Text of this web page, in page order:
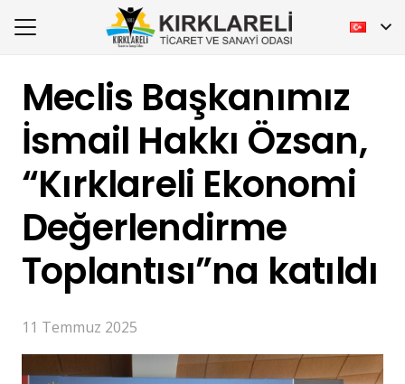
Meclis Başkanımız
İsmail Hakkı Özsan,
“Kırklareli Ekonomi
Değerlendirme
Toplantısı”na katıldı
11 Temmuz 2025